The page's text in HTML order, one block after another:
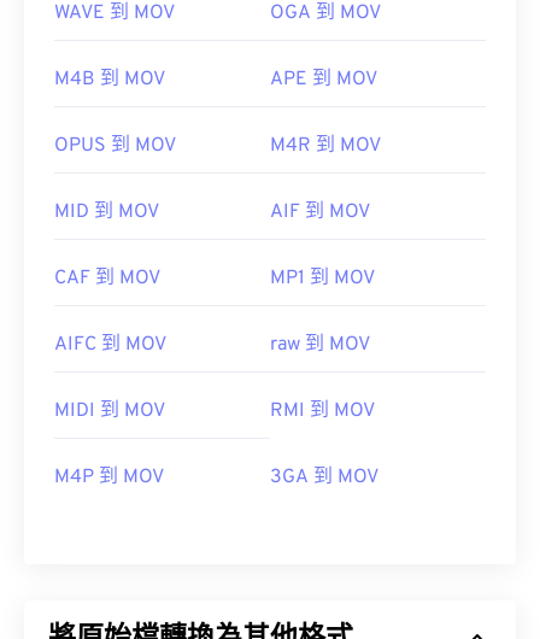
WAVE 到 MOV OGA 到 MOV
M4B 到 MOV APE 到 MOV
OPUS 到 MOV M4R 到 MOV
MID 到 MOV AIF 到 MOV
CAF 到 MOV MP1 到 MOV
AIFC 到 MOV raw 到 MOV
MIDI 到 MOV RMI 到 MOV
M4P 到 MOV 3GA 到 MOV